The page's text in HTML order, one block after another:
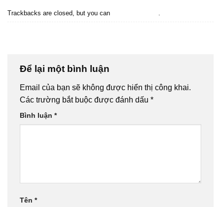
Trackbacks are closed, but you can
Để lại một bình luận
Email của bạn sẽ không được hiển thị công khai.
Các trường bắt buộc được đánh dấu *
Bình luận *
Tên *